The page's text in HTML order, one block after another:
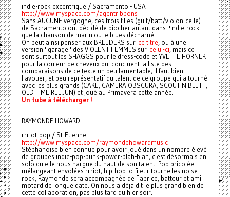
indie-rock excentrique / Sacramento - USA
http://www.myspace.com/agentribbons
Sans AUCUNE vergogne, ces trois filles (guit/batt/violon-celle)
de Sacramento ont décidé de piocher autant dans l'indie-rock
que la chanson de marin ou le blues décharné.
On peut ainsi penser aux BREEDERS sur ce titre, ou à une
version "garage" des VIOLENT FEMMES sur celui-ci, mais ce
sont surtout les SHAGGS pour le dress-code et YVETTE HORNER
pour la couleur de cheveux qui concluent la liste des
comparaisons de ce texte un peu lamentable, il faut bien
l'avouer, et peu représentatif du talent de ce groupe qui a tourné
avec les plus grands (CAKE, CAMERA OBSCURA, SCOUT NIBLETT,
OLD TIME RELIJUN) et joué au Primavera cette année.
Un tube à télécharger !
RAYMONDE HOWARD
rrriot-pop / St-Etienne
http://www.myspace.com/raymondehowardmusic
Stéphanoise bien connue pour avoir joué dans un nombre élevé
de groupes indie-pop-punk-power-blah-blah, c'est désormais en
solo qu'elle nous nargue du haut de son talent. Pop bricolée
mélangeant envolées rrriot, hip-hop lo-fi et ritournelles noise-
rock, Raymonde sera accompagnée de Fabrice, batteur et ami
motard de longue date. On nous a déja dit le plus grand bien de
cette collaboration, pas plus tard qu'hier soir.